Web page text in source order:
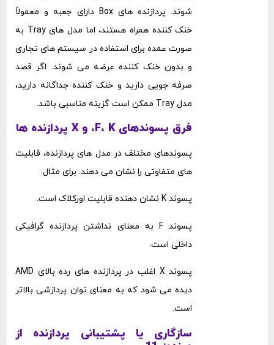
شوند. پردازنده‌ های Box دارای جعبه و معمولاً
خنک ‌کننده همراه هستند، اما مدل ‌های Tray به
صورت عمده برای استفاده در سیستم‌ های تجاری
و بدون خنک‌ کننده عرضه می ‌شوند. اگر قصد
صرفه ‌جویی دارید و خنک‌ کننده جداگانه دارید،
مدل Tray ممکن است گزینه مناسبی باشد.
فرق پسوندهای F، K، و X پردازنده ‌ها
پسوندهای مختلف در مدل‌ های پردازنده، قابلیت‌
های متفاوتی را نشان می‌ دهند. برای مثال:
پسوند K نشان ‌دهنده قابلیت اورکلاک است.
پسوند F به معنای نداشتن پردازنده گرافیکی
داخلی است.
پسوند X اغلب در پردازنده‌ های رده ‌بالای AMD
دیده می ‌شود که به معنای توان پردازشی بالاتر
است.
سازگاری یا پشتیبانی پردازنده از